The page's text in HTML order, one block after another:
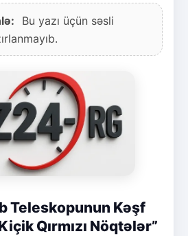
Bu yazı üçün səsli
Teleskopunun Kəşf
Qırmızı Nöqtələr”